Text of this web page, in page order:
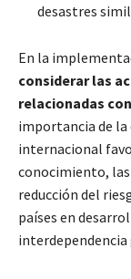
desastres
En la
considerar las
relacionadas
importancia de
internacional
conocimiento, las
reducción del
países en